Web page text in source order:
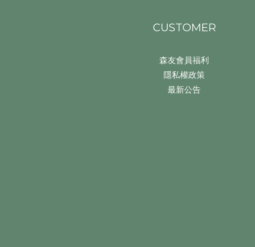
CUSTOMER
森友會員福利
隱私權政策
最新公告